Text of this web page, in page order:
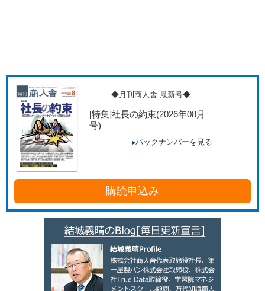
◆月刊商人舎 最新号◆
[特集]社長の約束(2026年08月
号)
バックナンバーを見る
購読申込み